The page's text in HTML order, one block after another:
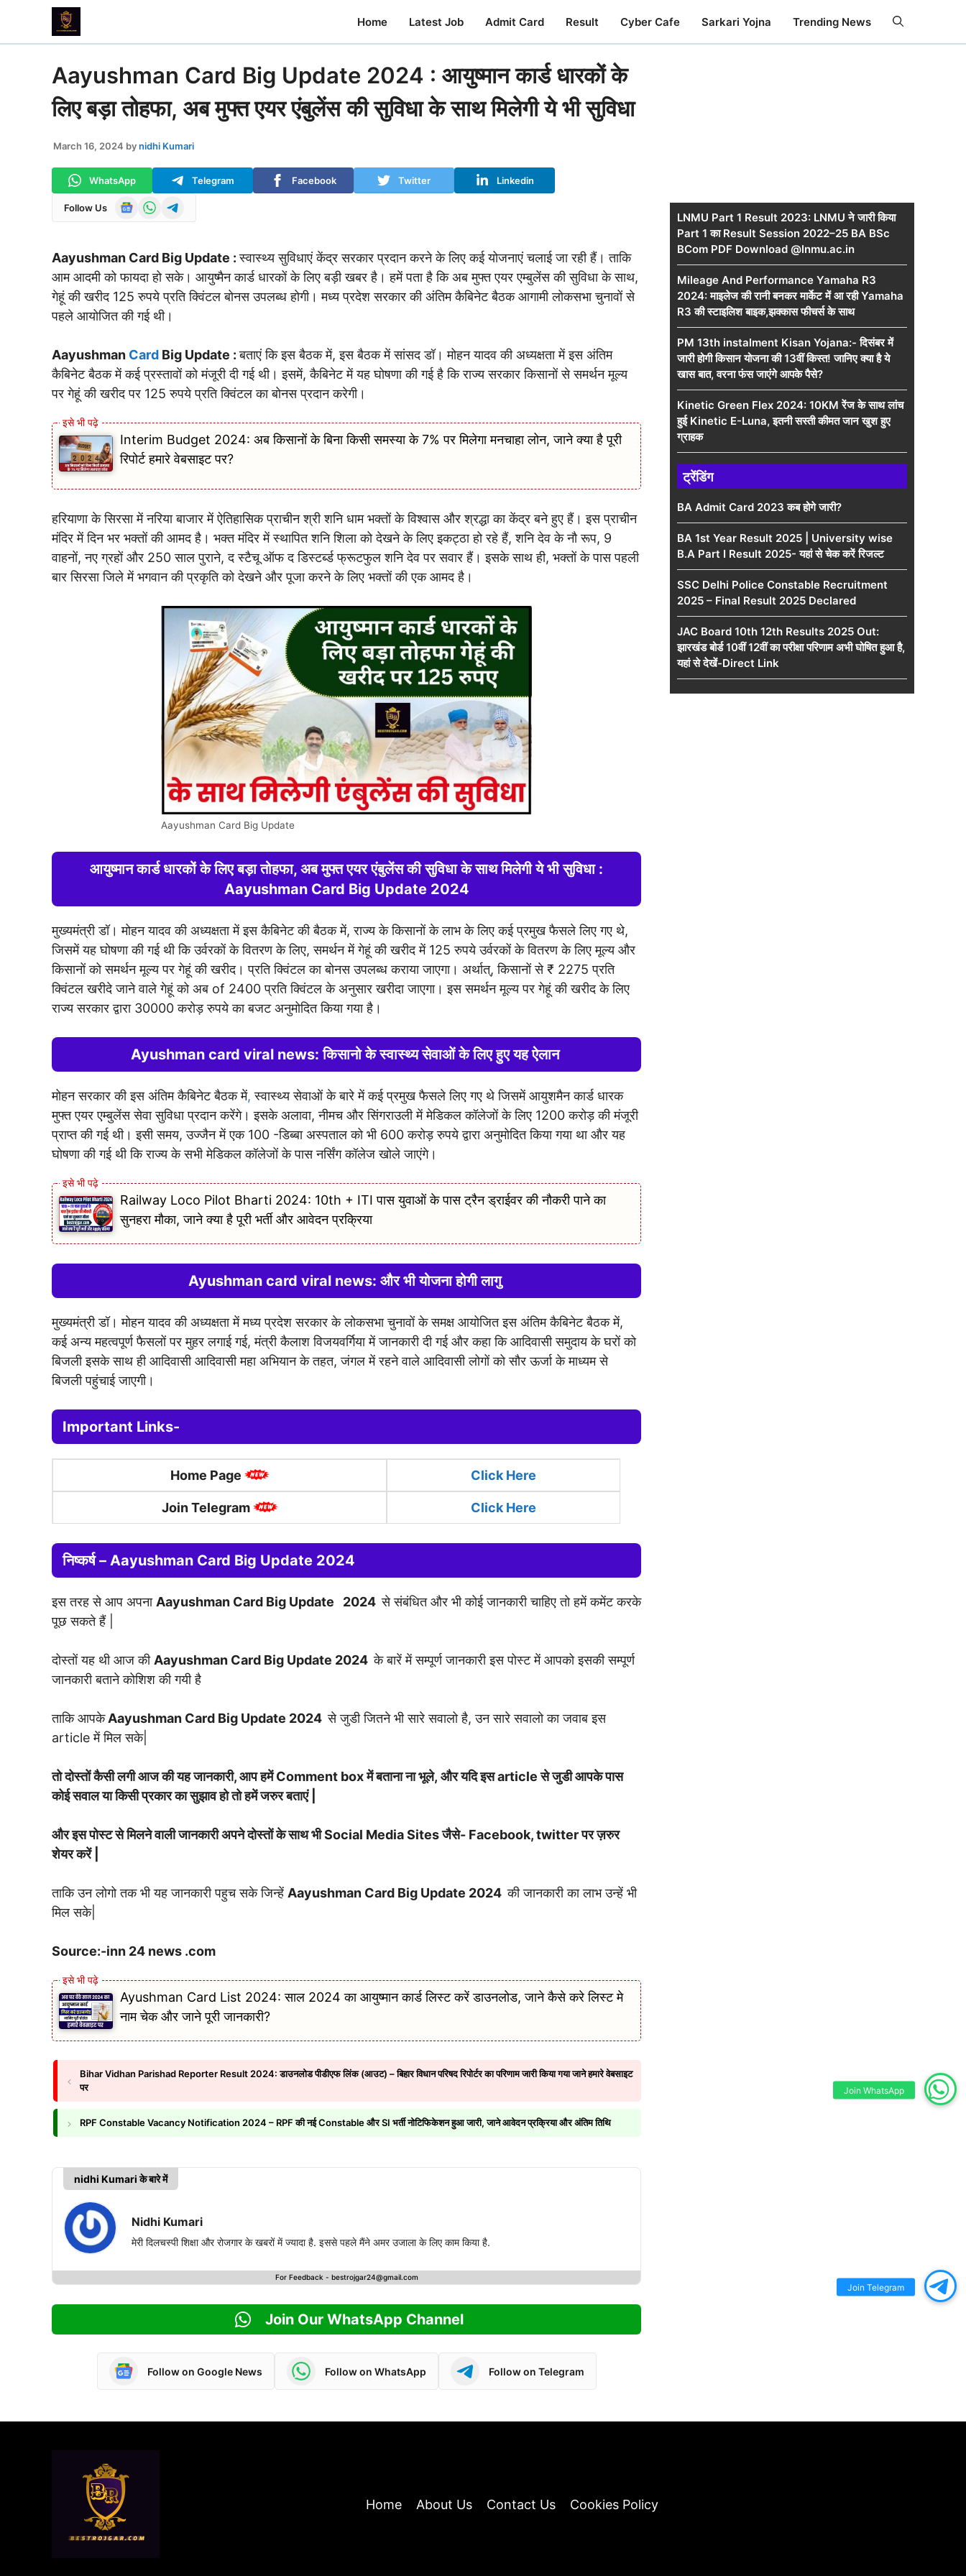
content
Home Latest Job Admit Card Result Cyber Cafe Sarkari Yojna Trending News
Aayushman Card Big Update 2024 : आयुष्मान कार्ड धारकों के
लिए बड़ा तोहफा, अब मुफ्त एयर एंबुलेंस की सुविधा के साथ मिलेगी ये भी सुविधा
March 16, 2024 bynidhi Kumari
WhatsApp Telegram Facebook Twitter Linkedin
Follow Us
Aayushman Card Big Update :स्वास्थ्य सुविधाएं केंद्र सरकार प्रदान करने के लिए कई योजनाएं चलाई जा रही हैं। ताकि
आम आदमी को फायदा हो सके। आयुष्मैन कार्ड धारकों के लिए बड़ी खबर है। हमें पता है कि अब मुफ्त एयर एम्बुलेंस की सुविधा के साथ,
गेहूं की खरीद 125 रुपये प्रति क्विंटल बोनस उपलब्ध होगी। मध्य प्रदेश सरकार की अंतिम कैबिनेट बैठक आगामी लोकसभा चुनावों से
पहले आयोजित की गई थी।
Aayushman Card Big Update :बताएं कि इस बैठक में, इस बैठक में सांसद डॉ। मोहन यादव की अध्यक्षता में इस अंतिम
कैबिनेट बैठक में कई प्रस्तावों को मंजूरी दी गई थी। इसमें, कैबिनेट में यह घोषणा की गई है कि राज्य सरकार किसानों से समर्थन मूल्य
पर गेहूं की खरीद पर 125 रुपये प्रति क्विंटल का बोनस प्रदान करेगी।
Interim Budget 2024: अब किसानों के बिना किसी समस्या के 7% पर मिलेगा मनचाहा लोन, जाने क्या है पूरी
रिपोर्ट हमारे वेबसाइट पर?
हरियाणा के सिरसा में नरिया बाजार में ऐतिहासिक प्राचीन श्री शनि धाम भक्तों के विश्वास और श्रद्धा का केंद्र बने हुए हैं। इस प्राचीन
मंदिर में दिन भर भक्तों की आमद है। भक्त मंदिर में स्थापित शनि शिला को देखने के लिए इकट्ठा हो रहे हैं, शनि देव के नौ रूप, 9
वाहनों, नए ग्रहों और 250 साल पुराने, द स्टैचू ऑफ द डिस्टर्ब्ड फ्रूटफुल शनि देव पर सवार हैं। इसके साथ ही, भक्तों के पास पहली
बार सिरसा जिले में भगवान की प्रकृति को देखने और पूजा करने के लिए भक्तों की एक आमद है।
Aayushman Card Big Update
आयुष्मान कार्ड धारकों के लिए बड़ा तोहफा, अब मुफ्त एयर एंबुलेंस की सुविधा के साथ मिलेगी ये भी सुविधा :
Aayushman Card Big Update 2024
मुख्यमंत्री डॉ। मोहन यादव की अध्यक्षता में इस कैबिनेट की बैठक में, राज्य के किसानों के लाभ के लिए कई प्रमुख फैसले लिए गए थे,
जिसमें यह घोषणा की गई थी कि उर्वरकों के वितरण के लिए, समर्थन में गेहूं की खरीद में 125 रुपये उर्वरकों के वितरण के लिए मूल्य और
किसानों को समर्थन मूल्य पर गेहूं की खरीद। प्रति क्विंटल का बोनस उपलब्ध कराया जाएगा। अर्थात्, किसानों से ₹ ​​2275 प्रति
क्विंटल खरीदे जाने वाले गेहूं को अब of 2400 प्रति क्विंटल के अनुसार खरीदा जाएगा। इस समर्थन मूल्य पर गेहूं की खरीद के लिए
राज्य सरकार द्वारा 30000 करोड़ रुपये का बजट अनुमोदित किया गया है।
Ayushman card viral news: किसानो के स्वास्थ्य सेवाओं के लिए हुए यह ऐलान
मोहन सरकार की इस अंतिम कैबिनेट बैठक में, स्वास्थ्य सेवाओं के बारे में कई प्रमुख फैसले लिए गए थे जिसमें आयुशमैन कार्ड धारक
मुफ्त एयर एम्बुलेंस सेवा सुविधा प्रदान करेंगे। इसके अलावा, नीमच और सिंगराउली में मेडिकल कॉलेजों के लिए 1200 करोड़ की मंजूरी
प्राप्त की गई थी। इसी समय, उज्जैन में एक 100 -डिब्बा अस्पताल को भी 600 करोड़ रुपये द्वारा अनुमोदित किया गया था और यह
घोषणा की गई थी कि राज्य के सभी मेडिकल कॉलेजों के पास नर्सिंग कॉलेज खोले जाएंगे।
Railway Loco Pilot Bharti 2024: 10th + ITI पास युवाओं के पास ट्रैन ड्राईवर की नौकरी पाने का
सुनहरा मौका, जाने क्या है पूरी भर्ती और आवेदन प्रक्रिया
Ayushman card viral news: और भी योजना होगी लागु
मुख्यमंत्री डॉ। मोहन यादव की अध्यक्षता में मध्य प्रदेश सरकार के लोकसभा चुनावों के समक्ष आयोजित इस अंतिम कैबिनेट बैठक में,
कई अन्य महत्वपूर्ण फैसलों पर मुहर लगाई गई, मंत्री कैलाश विजयवर्गिया में जानकारी दी गई और कहा कि आदिवासी समुदाय के घरों को
बिजली इसके साथ ही आदिवासी आदिवासी महा अभियान के तहत, जंगल में रहने वाले आदिवासी लोगों को सौर ऊर्जा के माध्यम से
बिजली पहुंचाई जाएगी।
Important Links-
Home Page ClickHere
Join Telegram Click Here
निष्कर्ष – Aayushman Card Big Update 2024
इस तरह से आप अपनाAayushman Card Big Update 2024से संबंधित और भी कोई जानकारी चाहिए तो हमें कमेंट करके
पूछ सकते हैं |
दोस्तों यह थी आज कीAayushman Card Big Update 2024के बारें में सम्पूर्ण जानकारी इस पोस्ट में आपको इसकी सम्पूर्ण
जानकारी बताने कोशिश की गयी है
ताकि आपकेAayushman Card Big Update 2024से जुडी जितने भी सारे सवालो है, उन सारे सवालो का जवाब इस
article में मिल सके|
तो दोस्तों कैसी लगी आज की यह जानकारी, आप हमें Comment box में बताना ना भूले, और यदि इस article से जुडी आपके पास
कोई सवाल या किसी प्रकार का सुझाव हो तो हमें जरुर बताएं |
और इस पोस्ट से मिलने वाली जानकारी अपने दोस्तों के साथ भी Social Media Sites जैसे- Facebook, twitter पर ज़रुर
शेयर करें |
ताकि उन लोगो तक भी यह जानकारी पहुच सके जिन्हें Aayushman Card Big Update 2024की जानकारी का लाभ उन्हें भी
मिल सके|
Source:-inn 24 news .com
Ayushman Card List 2024: साल 2024 का आयुष्मान कार्ड लिस्ट करें डाउनलोड, जाने कैसे करे लिस्ट मे
नाम चेक और जाने पूरी जानकारी?
Bihar Vidhan Parishad Reporter Result 2024: डाउनलोड पीडीएफ लिंक (आउट) – बिहार विधान परिषद रिपोर्टर का परिणाम जारी किया गया जाने हमारे वेबसाइट
पर
RPF Constable Vacancy Notification 2024 – RPF की नई Constable और SI भर्ती नोटिफिकेशन हुआ जारी, जाने आवेदन प्रक्रिया और अंतिम तिथि
nidhi Kumari के बारे में
Nidhi Kumari
मेरी दिलचस्पी शिक्षा और रोजगार के खबरों में ज्यादा है. इससे पहले मैंने अमर उजाला के लिए काम किया है.
For Feedback - bestrojgar24@gmail.com
Join Our WhatsApp Channel
Follow on Google News Follow on WhatsApp Follow on Telegram
LNMU Part 1 Result 2023: LNMU ने जारी किया
Part 1 का Result Session 2022–25 BA BSc
BCom PDF Download @lnmu.ac.in
Mileage And Performance Yamaha R3
2024: माइलेज की रानी बनकर मार्केट में आ रही Yamaha
R3 की स्टाइलिश बाइक,झक्कास फीचर्स के साथ
PM 13th instalment Kisan Yojana:- दिसंबर में
जारी होगी किसान योजना की 13वीं किस्त! जानिए क्या है ये
खास बात, वरना फंस जाएंगे आपके पैसे?
Kinetic Green Flex 2024: 10KM रेंज के साथ लांच
हुई Kinetic E-Luna, इतनी सस्ती कीमत जान खुश हुए
ग्राहक
ट्रेंडिंग
BA Admit Card 2023 कब होगे जारी?
BA 1st Year Result 2025 | University wise
B.A Part I Result 2025- यहां से चेक करें रिजल्ट
SSC Delhi Police Constable Recruitment
2025 – Final Result 2025 Declared
JAC Board 10th 12th Results 2025 Out:
झारखंड बोर्ड 10वीं 12वीं का परीक्षा परिणाम अभी घोषित हुआ है,
यहां से देखें-Direct Link
Home About Us Contact Us Cookies Policy
Join WhatsApp
Join Telegram